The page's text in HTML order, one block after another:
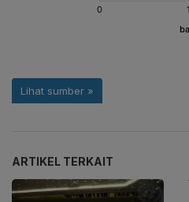
ARTIKEL TERKAIT